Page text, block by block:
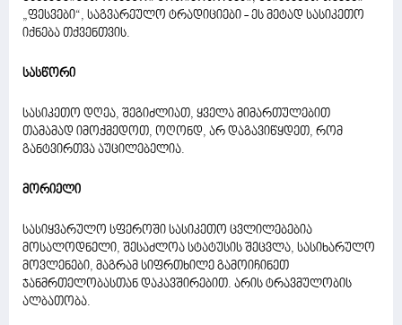
„ფესვები“, საგვარეულო ტრადიციები - ეს მეტად სასიკეთო
იქნება თქვენთვის.
სასწორი
სასიკეთო დღეა, შეგიძლიათ, ყველა მიმართულებით
თამამად იმოქმედოთ, ოღონდ, არ დაგავიწყდეთ, რომ
განტვირთვა აუცილებელია.
მორიელი
სასიყვარულო სფეროში სასიკეთო ცვლილებებია
მოსალოდნელი, შესაძლოა სტატუსის შეცვლა, სასიხარულო
მოვლენები, მაგრამ სიფრთხილე გამოიჩინეთ
ჯანმრთელობასთან დაკავშირებით. არის ტრავმულობის
ალბათობა.